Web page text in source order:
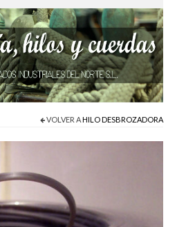
VOLVER AHILO DESBROZADORA